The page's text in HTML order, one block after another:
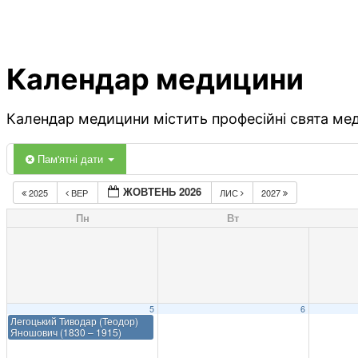
Календар медицини
Календар медицини містить професійні свята
Пам'ятні дати
2025 ВЕР ЖОВТЕНЬ 2026 ЛИС 2027
Пн Вт
5
Легоцький Тиводар (Теодор)
Яношович (1830 – 1915)
6